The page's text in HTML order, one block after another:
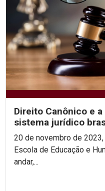
Direito Canônico e
sistema jurídico
20 de novembro de
Escola de Educação e
andar,...